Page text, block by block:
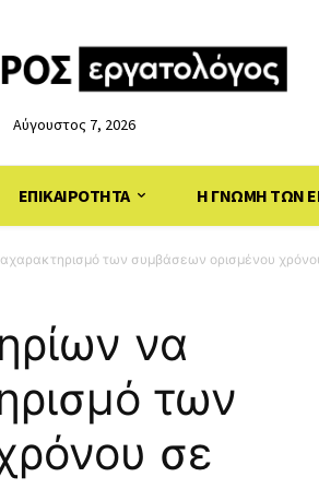
Αύγουστος 7, 2026
ΕΠΙΚΑΙΡΟΤΗΤΑ Η ΓΝΩΜΗ ΤΩΝ
των συμβάσεων ορισμένου
να
των
σε